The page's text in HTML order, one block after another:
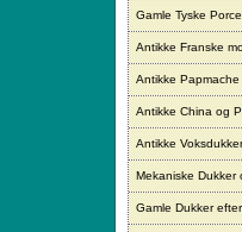
Gamle Tyske
Antikke Franske
Antikke
Antikke China og
Antikke
Mekaniske Dukker
Gamle Dukker